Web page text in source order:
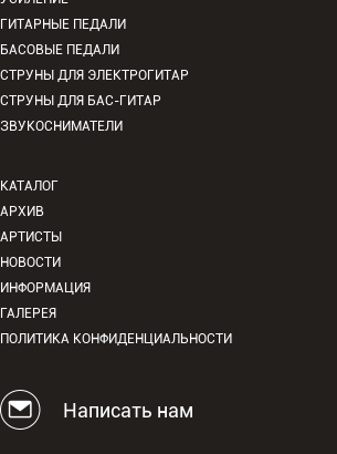
ГИТАРНЫЕ ПЕДАЛИ
БАСОВЫЕ ПЕДАЛИ
СТРУНЫ ДЛЯ ЭЛЕКТРОГИТАР
СТРУНЫ ДЛЯ БАС-ГИТАР
ЗВУКОСНИМАТЕЛИ
КАТАЛОГ
АРХИВ
АРТИСТЫ
НОВОСТИ
ИНФОРМАЦИЯ
ГАЛЕРЕЯ
ПОЛИТИКА КОНФИДЕНЦИАЛЬНОСТИ
Написать нам